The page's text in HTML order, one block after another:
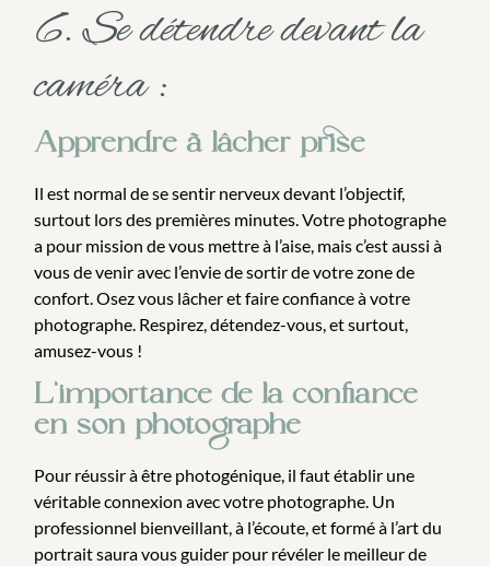
6. Se détendre devant la
caméra :
Apprendre à lâcher prise
Il est normal de se sentir nerveux devant l’objectif,
surtout lors des premières minutes. Votre photographe
a pour mission de vous mettre à l’aise, mais c’est aussi à
vous de venir avec l’envie de sortir de votre zone de
confort. Osez vous lâcher et faire confiance à votre
photographe. Respirez, détendez-vous, et surtout,
amusez-vous !
L’importance de la confiance
en son photographe
Pour réussir à être photogénique, il faut établir une
véritable connexion avec votre photographe. Un
professionnel bienveillant, à l’écoute, et formé à l’art du
portrait saura vous guider pour révéler le meilleur de